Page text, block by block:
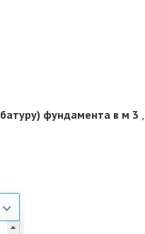
фундамента в м 3